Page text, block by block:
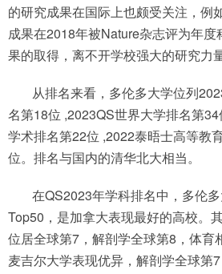
的研究成果在国际上也颇受关注，例
成果在2018年被Nature杂志评为年
果的取得，离不开学校强大的研究力
从排名来看，多伦多大学位列
名第18位 ,2023QS世界大学排名第
学术排名第22位 ,2022泰晤士高等教
位。排名与国内的清华北大相当。
在QS2023年学科排名中，多伦
Top50，是加拿大表现最好的高校。
位居全球第7，解剖学全球第8，体育
麦吉尔大学表现优异，解剖学全球第